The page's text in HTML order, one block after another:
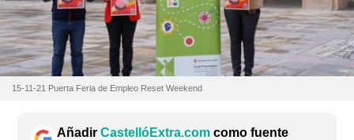
15-11-21 Puerta Feria de Empleo Reset Weekend
Añadir CastellóExtra.com como fuente